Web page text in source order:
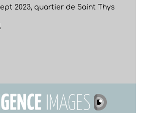
2023, quartier de Saint Thys